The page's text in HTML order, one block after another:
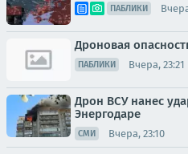
ПАБЛИКИ
Дроновая
ПАБЛИКИ Вчера, 23:21
Дрон ВСУ нанес
Энергодаре
СМИ Вчера, 23:10